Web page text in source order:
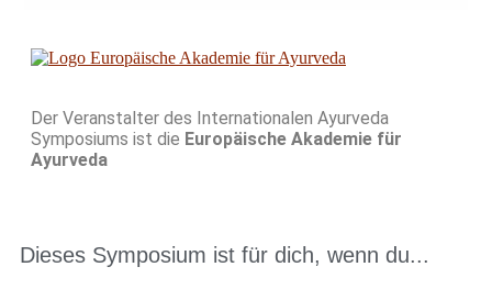
Der Veranstalter des Internationalen Ayurveda
Symposiums ist die Europäische Akademie für
Ayurveda
Dieses Symposium ist für dich, wenn du...